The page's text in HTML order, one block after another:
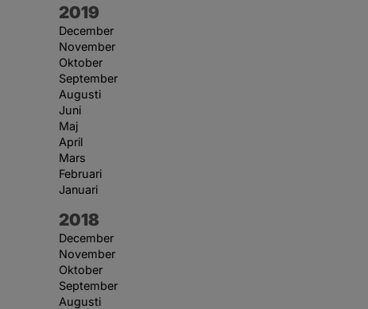
År:
2019
December
November
Oktober
September
Augusti
Juni
Maj
April
Mars
Februari
Januari
År:
2018
December
November
Oktober
September
Augusti